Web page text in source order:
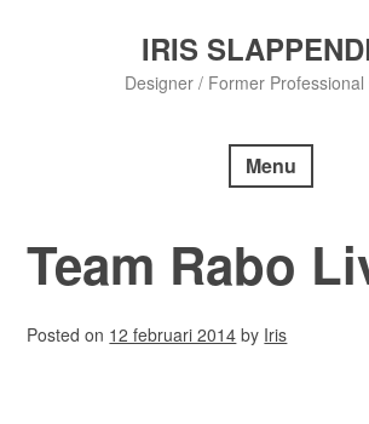
IRIS
Designer / Former Professional
Menu
Team Rabo
Posted on 12 februari 2014 by Iris